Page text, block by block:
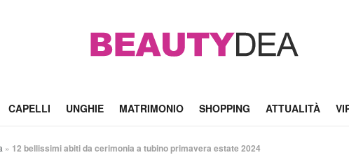
CAPELLI UNGHIE MATRIMONIO SHOPPING ATTUALITÀ
» 12 bellissimi abiti da cerimonia a tubino primavera estate 2024